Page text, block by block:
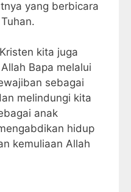
yang berbicara
kita juga
Bapa melalui
sebagai
melindungi kita
anak
hidup
kemuliaan Allah